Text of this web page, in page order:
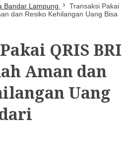
Bandar Lampung
Transaksi Pakai
dan Resiko Kehilangan Uang Bisa
QRIS BRI
Aman dan
Uang